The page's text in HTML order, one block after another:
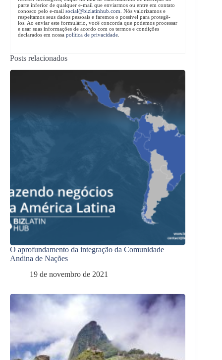
parte inferior de qualquer e-mail que enviarmos ou entre em contato
conosco pelo e-mail social@bizlatinhub.com . Nós valorizamos e
respeitamos seus dados pessoais e faremos o possível para protegê-
los. Ao enviar este formulário, você concorda que podemos processar
e usar suas informações de acordo com os termos e condições
declarados em nossa política de privacidade
Posts relacionados
O aprofundamento da integração da Comunidade
Andina de Nações
19 de novembro de 2021